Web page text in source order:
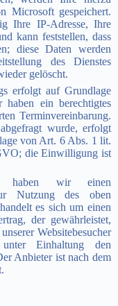
Microsoft gespeichert.
Ihre IP-Adresse, Ihre
kann feststellen, dass
diese Daten werden
des Dienstes
gelöscht.
erfolgt auf Grundlage
ein berechtigtes
Terminvereinbarung.
wurde, erfolgt
von Art. 6 Abs. 1 lit.
die Einwilligung ist
haben wir einen
Nutzung des oben
es sich um einen
der gewährleistet,
Websitebesucher
Einhaltung den
Anbieter ist nach dem